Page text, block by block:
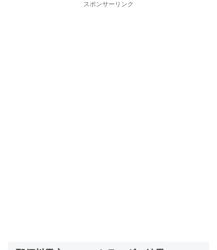
スポンサーリンク